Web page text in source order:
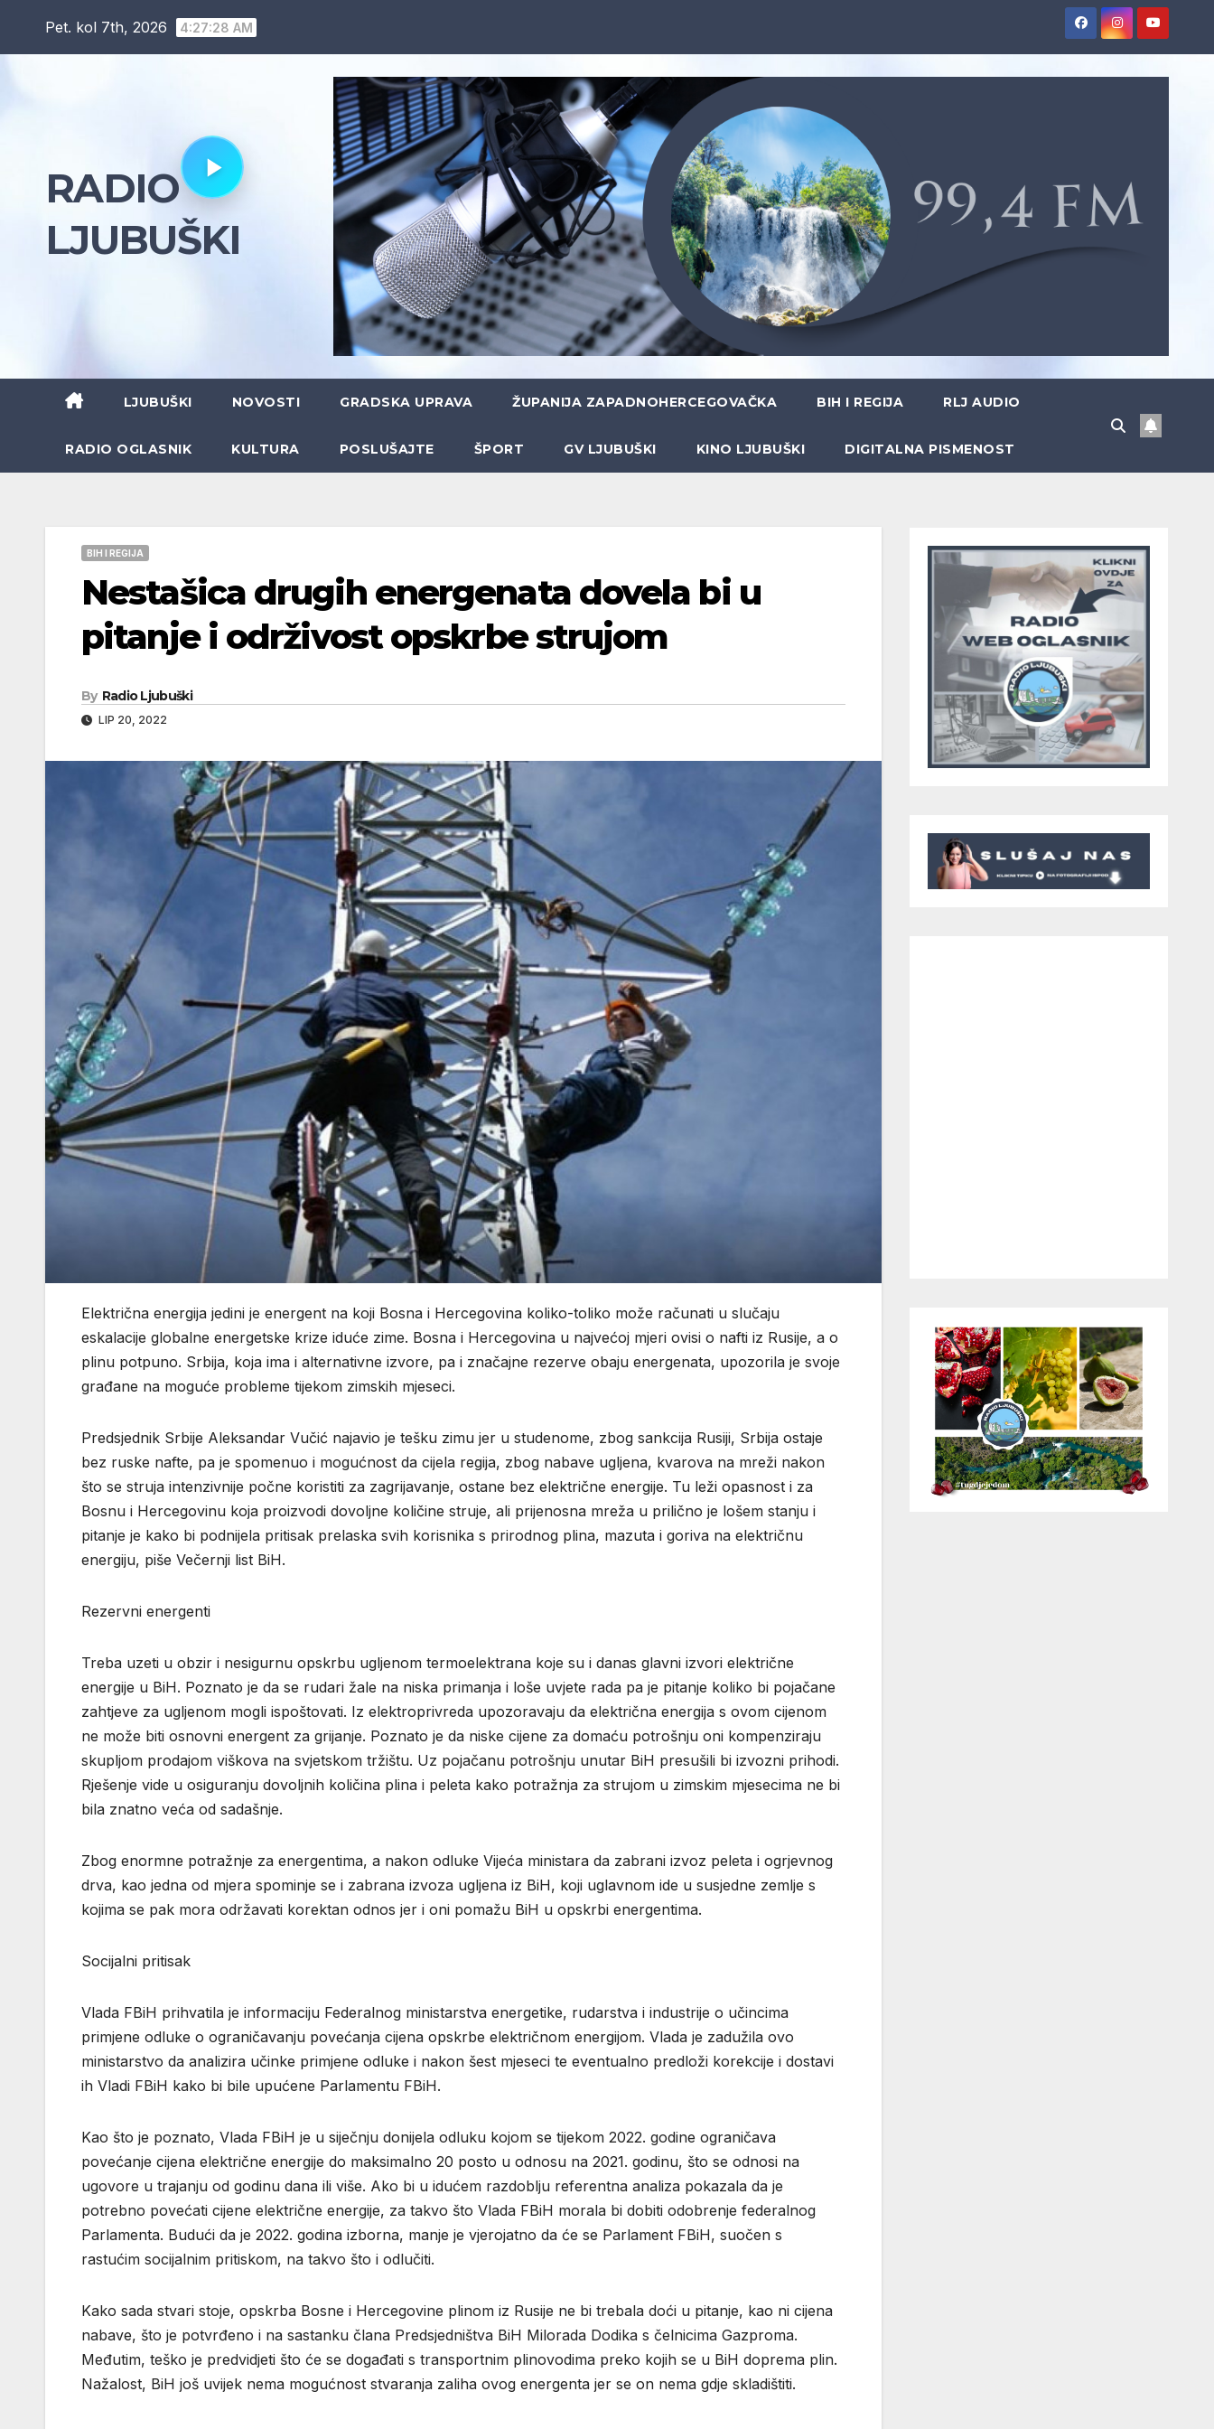
Pet. kol 7th, 2026 4:27:29 AM
RADIO
LJUBUŠKI
LJUBUŠKI NOVOSTI GRADSKA UPRAVA ŽUPANIJA ZAPADNOHERCEGOVAČKA BIH I REGIJA RLJ AUDIO
RADIO OGLASNIK KULTURA POSLUŠAJTE ŠPORT GV LJUBUŠKI KINO LJUBUŠKI DIGITALNA PISMENOST
BIH I REGIJA
Nestašica drugih energenata dovela bi u
pitanje i održivost opskrbe strujom
By Radio Ljubuški
LIP 20, 2022
Električna energija jedini je energent na koji Bosna i Hercegovina koliko-toliko može računati u slučaju
eskalacije globalne energetske krize iduće zime. Bosna i Hercegovina u najvećoj mjeri ovisi o nafti iz Rusije, a o
plinu potpuno. Srbija, koja ima i alternativne izvore, pa i značajne rezerve obaju energenata, upozorila je svoje
građane na moguće probleme tijekom zimskih mjeseci.
Predsjednik Srbije Aleksandar Vučić najavio je tešku zimu jer u studenome, zbog sankcija Rusiji, Srbija ostaje
bez ruske nafte, pa je spomenuo i mogućnost da cijela regija, zbog nabave ugljena, kvarova na mreži nakon
što se struja intenzivnije počne koristiti za zagrijavanje, ostane bez električne energije. Tu leži opasnost i za
Bosnu i Hercegovinu koja proizvodi dovoljne količine struje, ali prijenosna mreža u prilično je lošem stanju i
pitanje je kako bi podnijela pritisak prelaska svih korisnika s prirodnog plina, mazuta i goriva na električnu
energiju, piše Večernji list BiH.
Rezervni energenti
Treba uzeti u obzir i nesigurnu opskrbu ugljenom termoelektrana koje su i danas glavni izvori električne
energije u BiH. Poznato je da se rudari žale na niska primanja i loše uvjete rada pa je pitanje koliko bi pojačane
zahtjeve za ugljenom mogli ispoštovati. Iz elektroprivreda upozoravaju da električna energija s ovom cijenom
ne može biti osnovni energent za grijanje. Poznato je da niske cijene za domaću potrošnju oni kompenziraju
skupljom prodajom viškova na svjetskom tržištu. Uz pojačanu potrošnju unutar BiH presušili bi izvozni prihodi.
Rješenje vide u osiguranju dovoljnih količina plina i peleta kako potražnja za strujom u zimskim mjesecima ne bi
bila znatno veća od sadašnje.
Zbog enormne potražnje za energentima, a nakon odluke Vijeća ministara da zabrani izvoz peleta i ogrjevnog
drva, kao jedna od mjera spominje se i zabrana izvoza ugljena iz BiH, koji uglavnom ide u susjedne zemlje s
kojima se pak mora održavati korektan odnos jer i oni pomažu BiH u opskrbi energentima.
Socijalni pritisak
Vlada FBiH prihvatila je informaciju Federalnog ministarstva energetike, rudarstva i industrije o učincima
primjene odluke o ograničavanju povećanja cijena opskrbe električnom energijom. Vlada je zadužila ovo
ministarstvo da analizira učinke primjene odluke i nakon šest mjeseci te eventualno predloži korekcije i dostavi
ih Vladi FBiH kako bi bile upućene Parlamentu FBiH.
Kao što je poznato, Vlada FBiH je u siječnju donijela odluku kojom se tijekom 2022. godine ograničava
povećanje cijena električne energije do maksimalno 20 posto u odnosu na 2021. godinu, što se odnosi na
ugovore u trajanju od godinu dana ili više. Ako bi u idućem razdoblju referentna analiza pokazala da je
potrebno povećati cijene električne energije, za takvo što Vlada FBiH morala bi dobiti odobrenje federalnog
Parlamenta. Budući da je 2022. godina izborna, manje je vjerojatno da će se Parlament FBiH, suočen s
rastućim socijalnim pritiskom, na takvo što i odlučiti.
Kako sada stvari stoje, opskrba Bosne i Hercegovine plinom iz Rusije ne bi trebala doći u pitanje, kao ni cijena
nabave, što je potvrđeno i na sastanku člana Predsjedništva BiH Milorada Dodika s čelnicima Gazproma.
Međutim, teško je predvidjeti što će se događati s transportnim plinovodima preko kojih se u BiH doprema plin.
Nažalost, BiH još uvijek nema mogućnost stvaranja zaliha ovog energenta jer se on nema gdje skladištiti.